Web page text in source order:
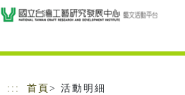
跳到主要內容
網站導覽
::: 首頁 > 活動明細